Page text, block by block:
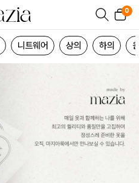
0
니트웨어 상의 하의